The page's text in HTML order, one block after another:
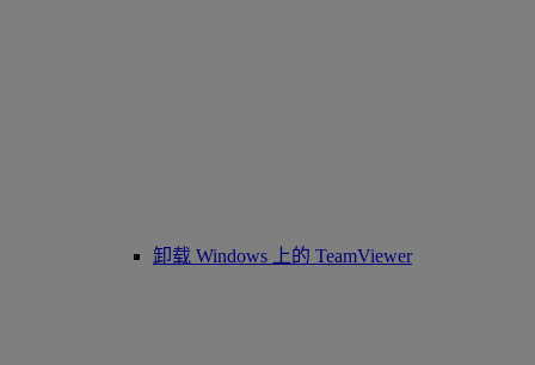
卸载 Windows 上的 TeamViewer